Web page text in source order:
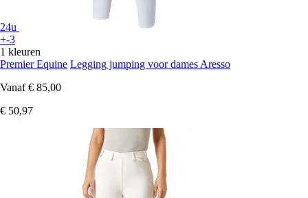
24u
+-3
1 kleuren
Premier Equine Legging jumping voor dames Aresso
Vanaf € 85,00
€ 50,97